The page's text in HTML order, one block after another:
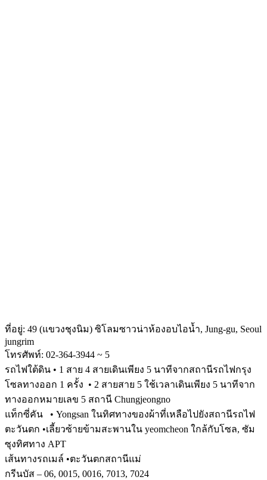
ที่อยู่: 49 (แขวงชุงนิม) ซิโลมซาวน่าห้องอบไอน้ำ, Jung-gu, Seoul
jungrim
โทรศัพท์: 02-364-3944 ~ 5
รถไฟใต้ดิน • 1 สาย 4 สายเดินเพียง 5 นาทีจากสถานีรถไฟกรุง
โซลทางออก 1 ครั้ง • 2 สายสาย 5 ใช้เวลาเดินเพียง 5 นาทีจาก
ทางออกหมายเลข 5 สถานี Chungjeongno
แท็กซี่คัน • Yongsan ในทิศทางของผ้าที่เหลือไปยังสถานีรถไฟ
ตะวันตก •เลี้ยวซ้ายข้ามสะพานใน yeomcheon ใกล้กับโซล, ซัม
ซุงทิศทาง APT
เส้นทางรถเมล์ •ตะวันตกสถานีแม่
กรีนบัส – 06, 0015, 0016, 7013, 7024